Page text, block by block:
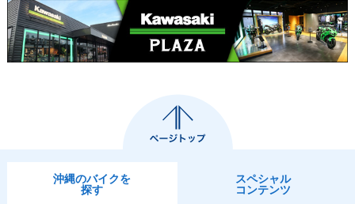
沖縄のバイクを
探す
スペシャル
コンテンツ